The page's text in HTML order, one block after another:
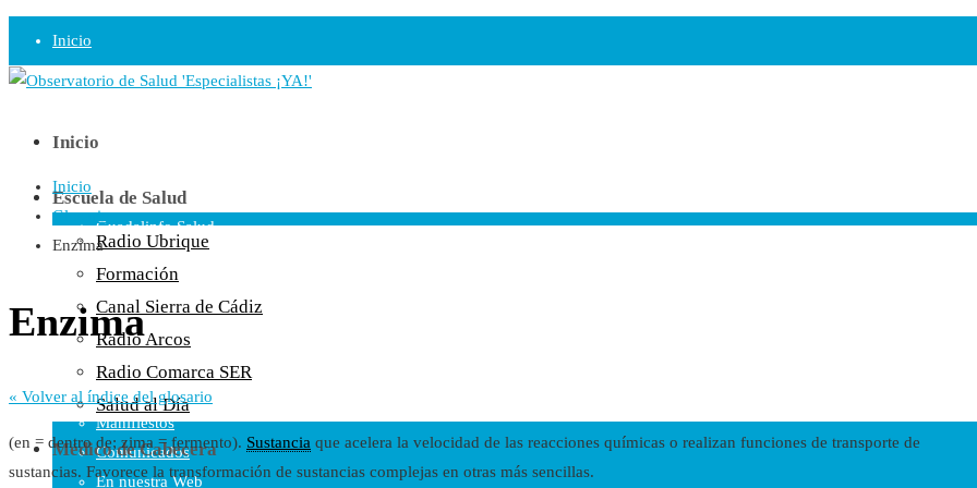
Inicio
Observatorio
Opinión
Radio
Guadalinfo Salud
Radio Guadalete
COPE Pontevedra
Salud en Radio Ubrique
Salud en Verano
Plataforma
Manifiestos
Comunicados
En nuestra Web
Inicio
Escuela de Salud
Radio Ubrique
Formación
Canal Sierra de Cádiz
Radio Arcos
Radio Comarca SER
Salud al Día
Médico de Cabecera
Inicio
Glosario
Enzima
Enzima
« Volver al índice del glosario
(en = dentro de; zima = fermento). Sustancia que acelera la velocidad de las reacciones químicas o realizan funciones de transporte de
sustancias. Favorece la transformación de sustancias complejas en otras más sencillas.